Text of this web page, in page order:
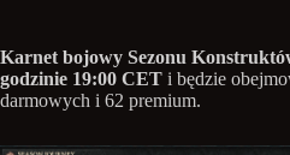
Karnet bojowy Sezonu
godzinie 19:00 CET i będzie
darmowych i 62 premium.